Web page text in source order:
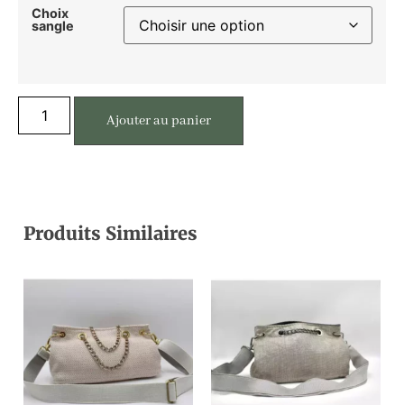
Choix
sangle
Ajouter au panier
Produits Similaires